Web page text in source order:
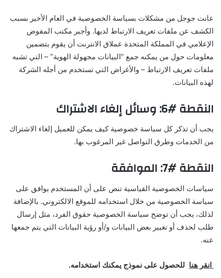
عانت جوجل من مشكلات بسياسة الخصوصية في العام الأخير بسبب
الكشف عن ملفات تعريف الارتباط لديها. وأجبر مكتب المفوض
الإعلامي في المملكة المتحدة عملاق الانترنت أن يقوم بتضمين
معلومات حول من يمكنه جمع “البيانات مجهولة الهوية” – التي تشبه
ملفات تعريف الارتباط – والأغراض التي تستخدم من أجله الشركة
لهذه البيانات.
النقطة #6: وسائل إلغاء الاشتراك
يجب أن تذكر كل سياسة خصوصية كيف يمكن للعميل إلغاء الاشتراك
من الخدمات وطرق التواصل غير المرغوب بها.
النقطة #7: الموافقة
سياسات الخصوصية القياسية تنص على أن المستخدم يوافق على
سياسة الخصوصية من خلال استخدامه للموقع الالكتروني. بالإضافة
لذلك، يجب أن توضح سياسة الخصوصية حقوق الفرد، مثل إرسال
طلب لحذف أو تغيير بعض البيانات و/أو رؤية البيانات التي يتم جمعها
عنه.
انقر هنا للحصول على نموذج يمكنك استخدامه.